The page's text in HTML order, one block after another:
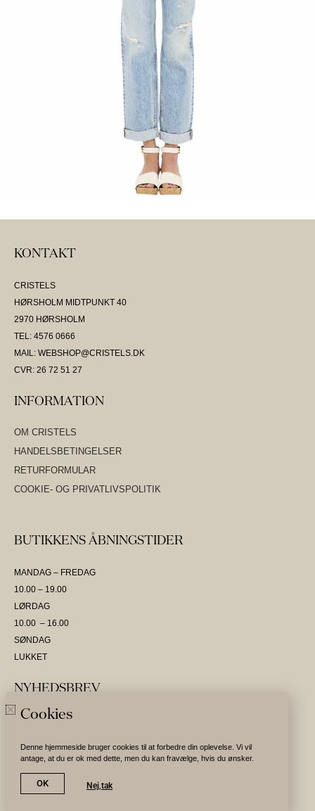
KONTAKT
CRISTELS
HØRSHOLM MIDTPUNKT 40
2970 HØRSHOLM
TEL: 4576 0666
MAIL: WEBSHOP@CRISTELS.DK
CVR: 26 72 51 27
INFORMATION
OM CRISTELS
HANDELSBETINGELSER
RETURFORMULAR
COOKIE- OG PRIVATLIVSPOLITIK
BUTIKKENS ÅBNINGSTIDER
MANDAG – FREDAG
10.00 – 19.00
LØRDAG
10.00 – 16.00
SØNDAG
LUKKET
NYHEDSBREV
Tilmeld nyhedsbrev
Cookies
Denne hjemmeside bruger cookies til at forbedre din oplevelse. Vi vil
antage, at du er ok med dette, men du kan fravælge, hvis du ønsker.
OK Nej,tak